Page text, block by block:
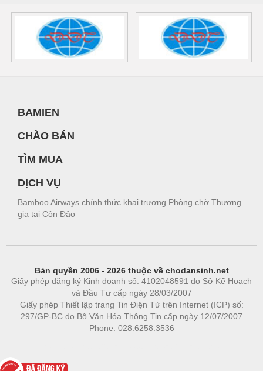
BAMIEN
CHÀO BÁN
TÌM MUA
DỊCH VỤ
Bamboo Airways chính thức khai trương Phòng chờ Thương
gia tại Côn Đảo
Bản quyền 2006 - 2026 thuộc về chodansinh.net
Giấy phép đăng ký Kinh doanh số: 4102048591 do Sở Kế Hoạch
và Đầu Tư cấp ngày 28/03/2007
Giấy phép Thiết lập trang Tin Điện Tử trên Internet (ICP) số:
297/GP-BC do Bộ Văn Hóa Thông Tin cấp ngày 12/07/2007
Phone: 028.6258.3536